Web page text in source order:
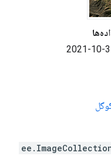
‎2021-10-